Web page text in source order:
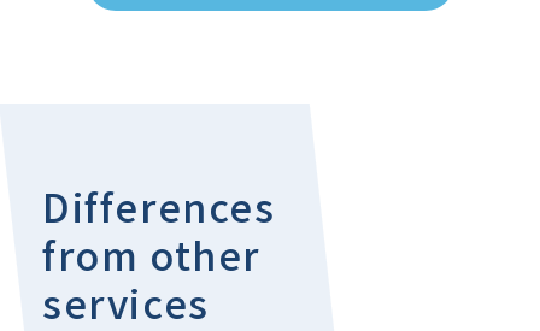
Differences
from other
services